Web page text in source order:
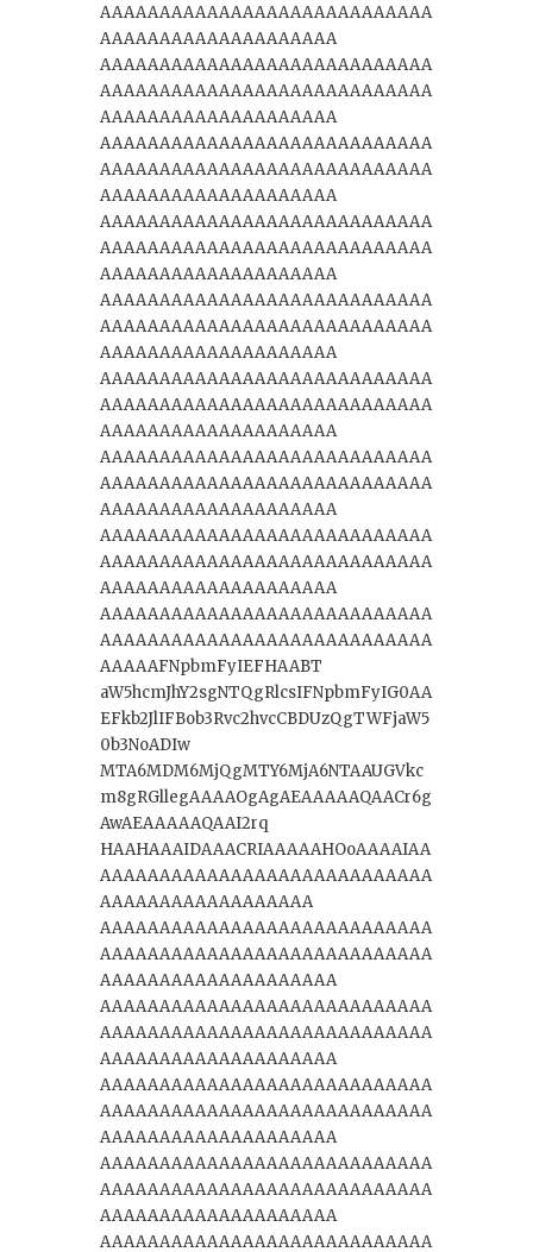
AAAAAAAAAAAAAAAAAAAAAAAAAAAA
AAAAAAAAAAAAAAAAAAAA
AAAAAAAAAAAAAAAAAAAAAAAAAAAA
AAAAAAAAAAAAAAAAAAAAAAAAAAAA
AAAAAAAAAAAAAAAAAAAA
AAAAAAAAAAAAAAAAAAAAAAAAAAAA
AAAAAAAAAAAAAAAAAAAAAAAAAAAA
AAAAAAAAAAAAAAAAAAAA
AAAAAAAAAAAAAAAAAAAAAAAAAAAA
AAAAAAAAAAAAAAAAAAAAAAAAAAAA
AAAAAAAAAAAAAAAAAAAA
AAAAAAAAAAAAAAAAAAAAAAAAAAAA
AAAAAAAAAAAAAAAAAAAAAAAAAAAA
AAAAAAAAAAAAAAAAAAAA
AAAAAAAAAAAAAAAAAAAAAAAAAAAA
AAAAAAAAAAAAAAAAAAAAAAAAAAAA
AAAAAAAAAAAAAAAAAAAA
AAAAAAAAAAAAAAAAAAAAAAAAAAAA
AAAAAAAAAAAAAAAAAAAAAAAAAAAA
AAAAAAAAAAAAAAAAAAAA
AAAAAAAAAAAAAAAAAAAAAAAAAAAA
AAAAAAAAAAAAAAAAAAAAAAAAAAAA
AAAAAAAAAAAAAAAAAAAA
AAAAAAAAAAAAAAAAAAAAAAAAAAAA
AAAAAAAAAAAAAAAAAAAAAAAAAAAA
AAAAAFNpbmFyIEFHAABT
aW5hcmJhY2sgNTQgRlcsIFNpbmFyIG0AA
EFkb2JlIFBob3Rvc2hvcCBDUzQgTWFjaW5
0b3NoADIw
MTA6MDM6MjQgMTY6MjA6NTAAUGVkc
m8gRGllegAAAAOgAgAEAAAAAQAACr6g
AwAEAAAAAQAAI2rq
HAAHAAAIDAAACRIAAAAAHOoAAAAIAA
AAAAAAAAAAAAAAAAAAAAAAAAAAAA
AAAAAAAAAAAAAAAAAA
AAAAAAAAAAAAAAAAAAAAAAAAAAAA
AAAAAAAAAAAAAAAAAAAAAAAAAAAA
AAAAAAAAAAAAAAAAAAAA
AAAAAAAAAAAAAAAAAAAAAAAAAAAA
AAAAAAAAAAAAAAAAAAAAAAAAAAAA
AAAAAAAAAAAAAAAAAAAA
AAAAAAAAAAAAAAAAAAAAAAAAAAAA
AAAAAAAAAAAAAAAAAAAAAAAAAAAA
AAAAAAAAAAAAAAAAAAAA
AAAAAAAAAAAAAAAAAAAAAAAAAAAA
AAAAAAAAAAAAAAAAAAAAAAAAAAAA
AAAAAAAAAAAAAAAAAAAA
AAAAAAAAAAAAAAAAAAAAAAAAAAAA